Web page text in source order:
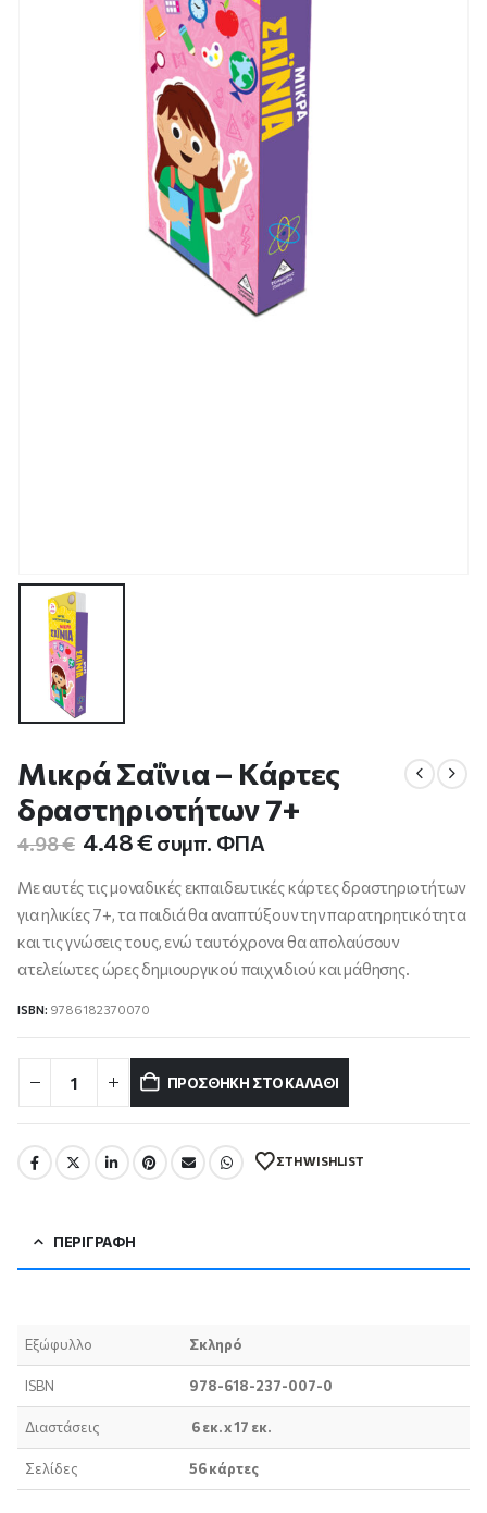
Μικρά Σαΐνια – Κάρτες
δραστηριοτήτων 7+
4.98€ Original
was:
4.98 €.
4.48€Η
τρέχουσα
τιμή
είναι:
4.48 €.
συμπ. ΦΠΑ
Με αυτές τις μοναδικές εκπαιδευτικές κάρτες δραστηριοτήτων
για ηλικίες 7+, τα παιδιά θα αναπτύξουν την παρατηρητικότητα
και τις γνώσεις τους, ενώ ταυτόχρονα θα απολαύσουν
ατελείωτες ώρες δημιουργικού παιχνιδιού και μάθησης.
ISBN: 9786182370070
ΠΡΟΣΘΉΚΗ ΣΤΟ ΚΑΛΆΘΙ
ΣΤΗ WISHLIST
ΠΕΡΙΓΡΑΦΉ
Εξώφυλλο Σκληρό
ISBN 978-618-237-007-0
Διαστάσεις 6 εκ. x 17 εκ.
Σελίδες 56 κάρτες